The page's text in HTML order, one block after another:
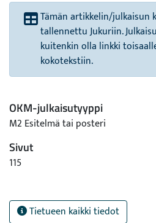
Tämän artikkelin/julkaisun
tallennettu Jukuriin.
kuitenkin olla linkki
kokotekstiin.
OKM-julkaisutyyppi
M2 Esitelmä tai posteri
Sivut
115
Tietueen kaikki tiedot